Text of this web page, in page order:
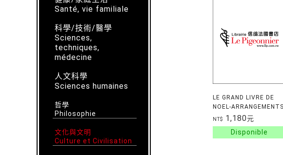
Santé, vie familiale
科學/技術/醫學
Sciences,
techniques,
médecine
人文科學
Sciences humaines
哲學
Philosophie
文化與文明
Culture et Civilisation
LE GRAND LIVRE DE
NOEL-ARRANGEMENTS
FLORAUX, RECETTES
ET CADEAUX
DECORATION
NT$ 1,180元